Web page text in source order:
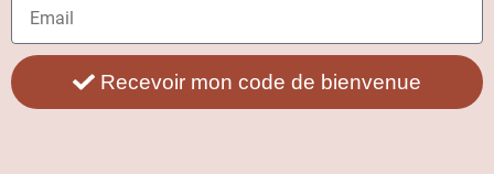
Recevoir mon code de bienvenue